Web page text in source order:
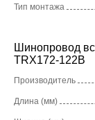
Тип монтажа
Шинопровод
TRX172-122B
Производитель
Длина (мм)